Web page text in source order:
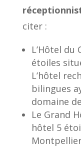
citer :
L’Hôtel du
étoiles
L’hôtel
bilingues
domaine
Le Grand
hôtel 5